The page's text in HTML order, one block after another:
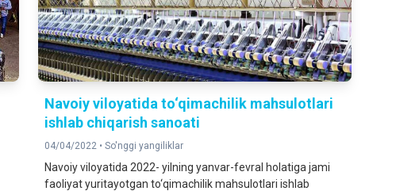
Navoiy viloyatida to‘qimachilik mahsulotlari
ishlab chiqarish sanoati
04/04/2022 •So'nggi yangiliklar
Navoiy viloyatida 2022- yilning yanvar-fevral holatiga jami
faoliyat yuritayotgan to‘qimachilik mahsulotlari ishlab